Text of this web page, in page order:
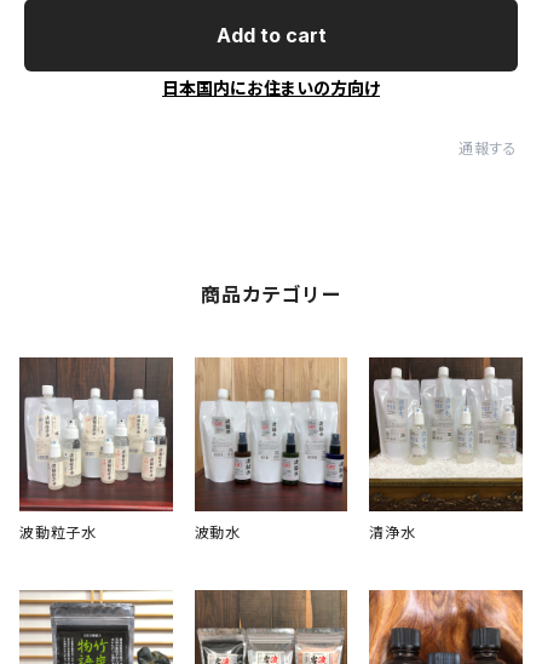
Add to cart
日本国内にお住まいの方向け
通報する
商品カテゴリー
波動粒子水 波動水 清浄水